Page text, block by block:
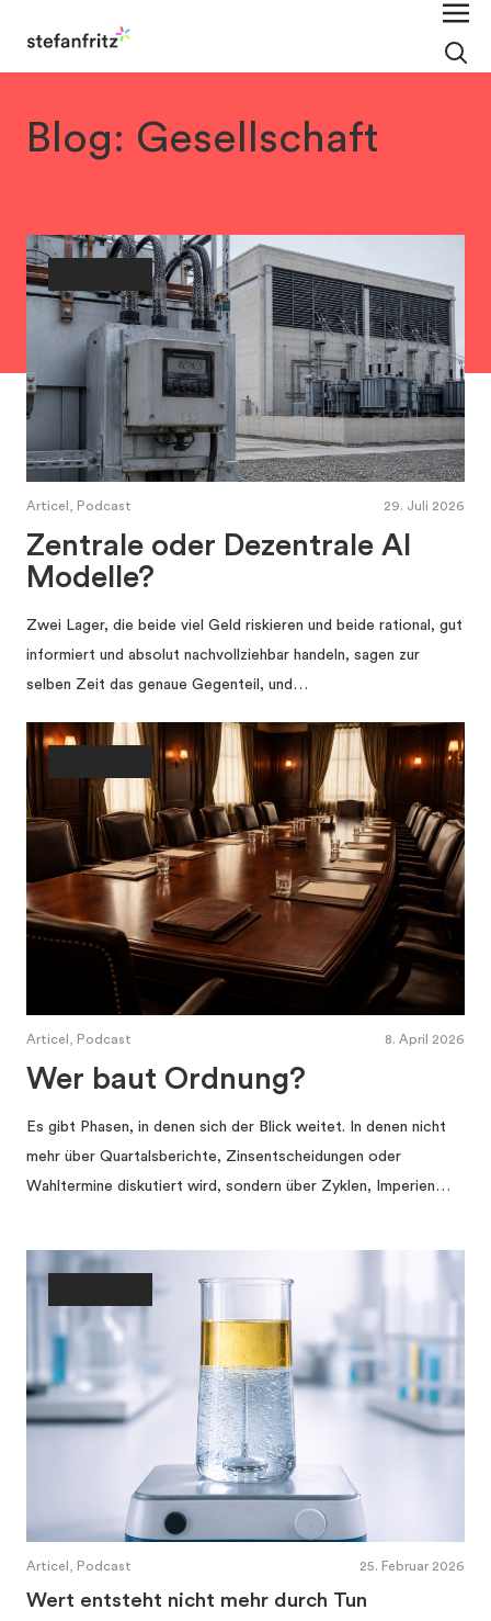
Blog: Gesellschaft
Articel, Podcast 29. Juli 2026
Zentrale oder Dezentrale AI
Modelle?
Zwei Lager, die beide viel Geld riskieren und beide rational, gut
informiert und absolut nachvollziehbar handeln, sagen zur
selben Zeit das genaue Gegenteil, und…
Articel, Podcast 8. April 2026
Wer baut Ordnung?
Es gibt Phasen, in denen sich der Blick weitet. In denen nicht
mehr über Quartalsberichte, Zinsentscheidungen oder
Wahltermine diskutiert wird, sondern über Zyklen, Imperien…
Articel, Podcast 25. Februar 2026
Wert entsteht nicht mehr durch Tun